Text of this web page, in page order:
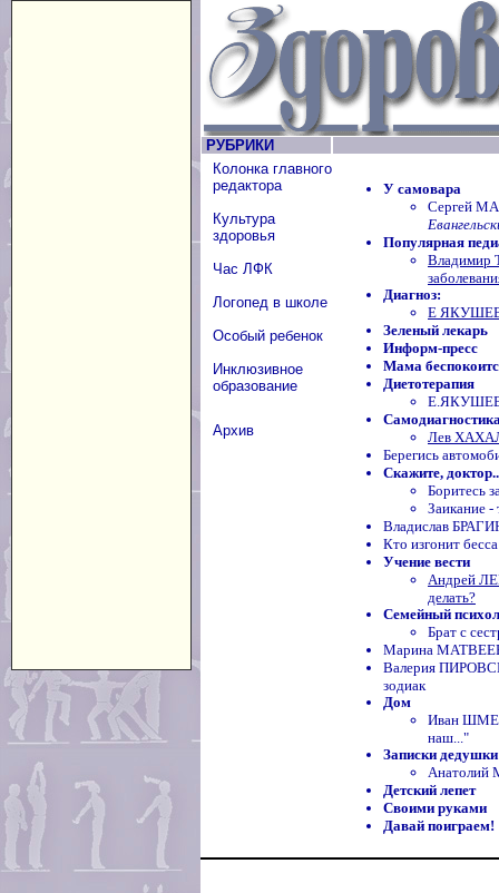
РУБРИКИ
Колонка главного
редактора
Культура
здоровья
Час ЛФК
Логопед в школе
Особый ребенок
Инклюзивное
образование
Архив
У самовара
Сергей
Популярная
Владимир
Диагноз:
Е
Зеленый лекарь
Информ-пресс
Мама
Диетотерапия
Лев
Берегись
Скажите,
Боритесь
Заикание -
Владислав
Кто изгонит
Учение вести
Андрей
делать?
Семейный
Брат с
Марина
Валерия
зодиак
Дом
Иван
наш..."
Записки дедушки
Анатолий
Детский лепет
Своими руками
Давай поиграем!